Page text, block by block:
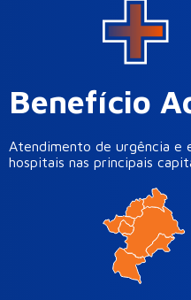
Benefício
Atendimento de urgência e
hospitais nas principais